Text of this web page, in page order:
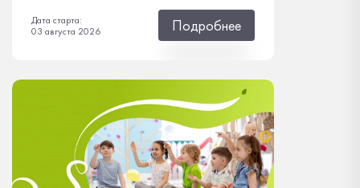
Дата старта:
03 августа 2026
Подробнее